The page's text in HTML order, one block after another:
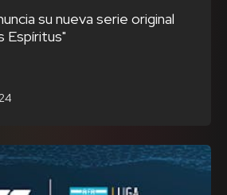
su nueva serie original
Espíritus"